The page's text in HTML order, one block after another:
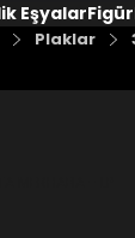
Eşyalar
Plaklar